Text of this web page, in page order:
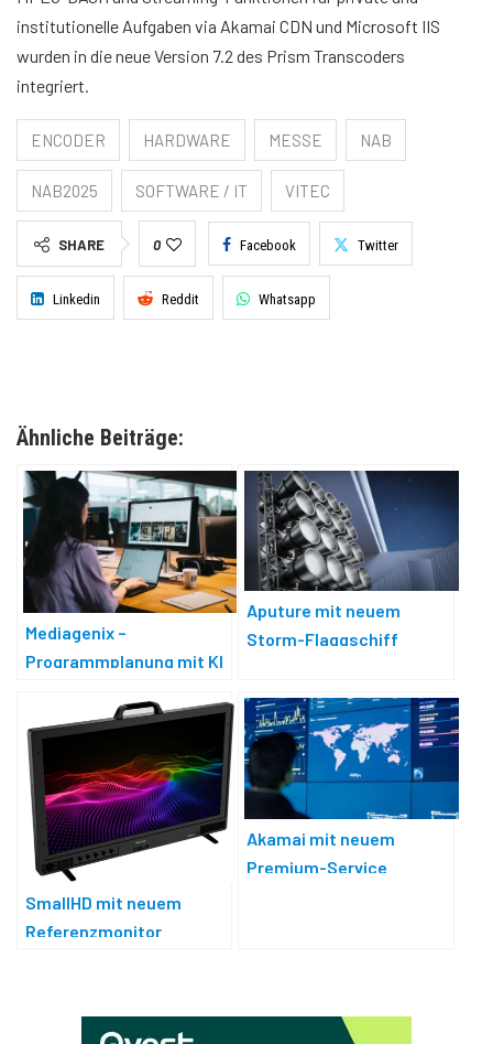
institutionelle Aufgaben via Akamai CDN und Microsoft IIS
wurden in die neue Version 7.2 des Prism Transcoders
integriert.
ENCODER HARDWARE MESSE NAB
NAB2025 SOFTWARE / IT VITEC
SHARE 0 Facebook Twitter
Linkedin Reddit Whatsapp
Ähnliche Beiträge:
Mediagenix –
Programmplanung mit KI
Aputure mit neuem
Storm-Flaggschiff
SmallHD mit neuem
Referenzmonitor
Akamai mit neuem
Premium-Service